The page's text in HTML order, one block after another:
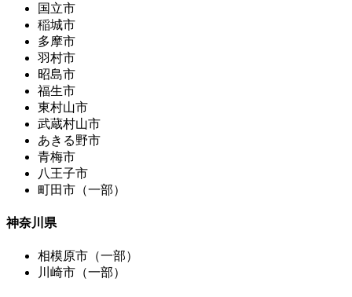
国立市
稲城市
多摩市
羽村市
昭島市
福生市
東村山市
武蔵村山市
あきる野市
青梅市
八王子市
町田市（一部）
神奈川県
相模原市（一部）
川崎市（一部）